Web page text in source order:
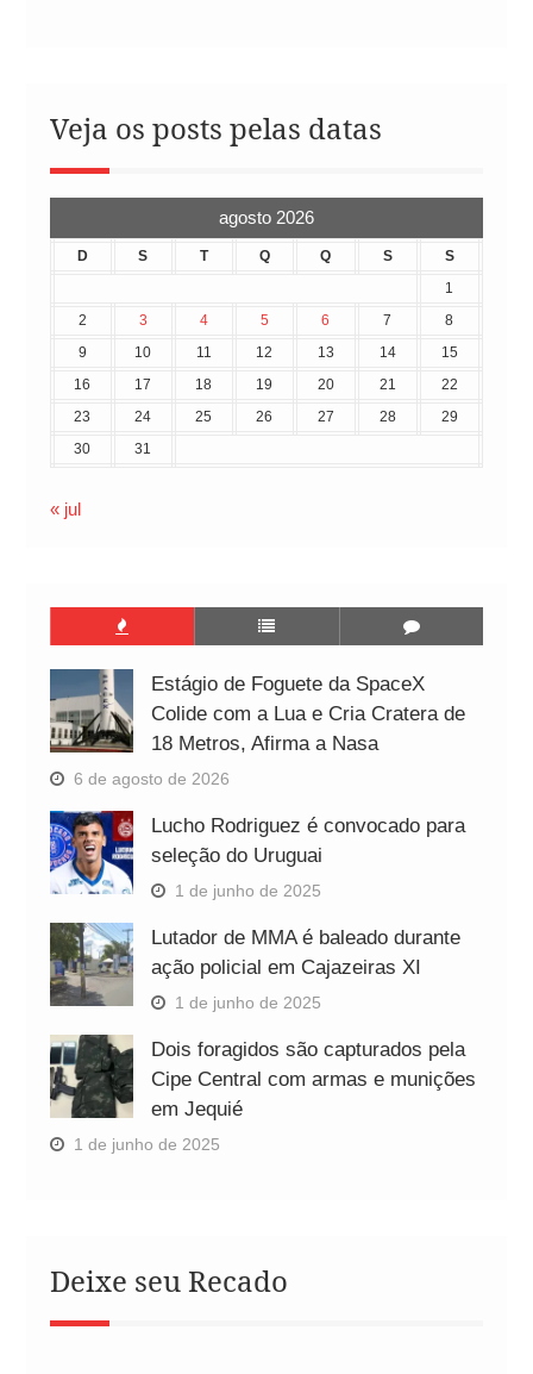
Veja os posts pelas datas
agosto 2026
D S T Q Q S
S
1
2
3 4 5 6 7
8
9
10 11 12 13 14
15
16
17 18 19 20 21
22
23
24 25 26 27 28
29
30
31
« jul
Estágio de Foguete da SpaceX
Colide com a Lua e Cria Cratera de
18 Metros, Afirma a Nasa
6 de agosto de 2026
Lucho Rodriguez é convocado para
seleção do Uruguai
1 de junho de 2025
Lutador de MMA é baleado durante
ação policial em Cajazeiras XI
1 de junho de 2025
Dois foragidos são capturados pela
Cipe Central com armas e munições
em Jequié
1 de junho de 2025
Deixe seu Recado